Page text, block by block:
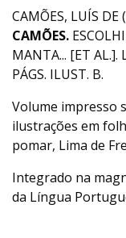
CAMÕES, LUÍS DE
CAMÕES.
MANTA... [ET AL.].
PÁGS. ILUST. B.
Volume impresso
ilustrações em
pomar, Lima de
Integrado na
da Língua